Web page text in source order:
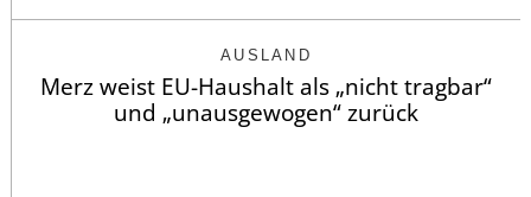
AUSLAND
Merz weist EU-Haushalt als „nicht tragbar“
und „unausgewogen“ zurück